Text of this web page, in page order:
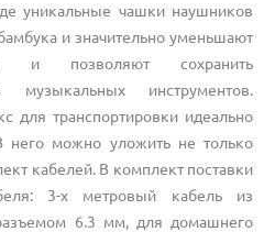
уникальные чашки наушников
и значительно уменьшают
и позволяют сохранить
музыкальных инструментов.
для транспортировки идеально
него можно уложить не только
кабелей. В комплект поставки
3-х метровый кабель из
6.3 мм, для домашнего